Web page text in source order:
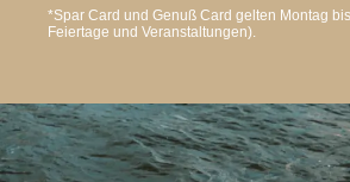
*Spar Card und Genuß Card gelten Montag
Feiertage und Veranstaltungen).